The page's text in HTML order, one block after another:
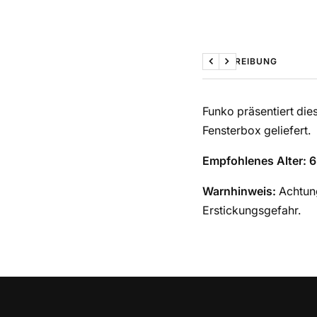
BESCHREIBUNG
ZurückWeiter
Funko präsentiert
Fensterbox geliefert.
Empfohlenes Alter:
Warnhinweis:
Erstickungsgefahr.